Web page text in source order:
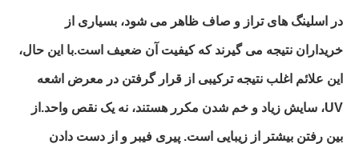
در اسلینگ های تراز و صاف ظاهر می شود، بسیاری از
خریداران نتیجه می گیرند که کیفیت آن ضعیف است.با این حال،
این علائم اغلب نتیجه ترکیبی از قرار گرفتن در معرض اشعه
UV، سایش زیاد و خم شدن مکرر هستند، نه یک نقص واحد.از
بین رفتن بیشتر از زیبایی است. پیری فیبر و از دست دادن